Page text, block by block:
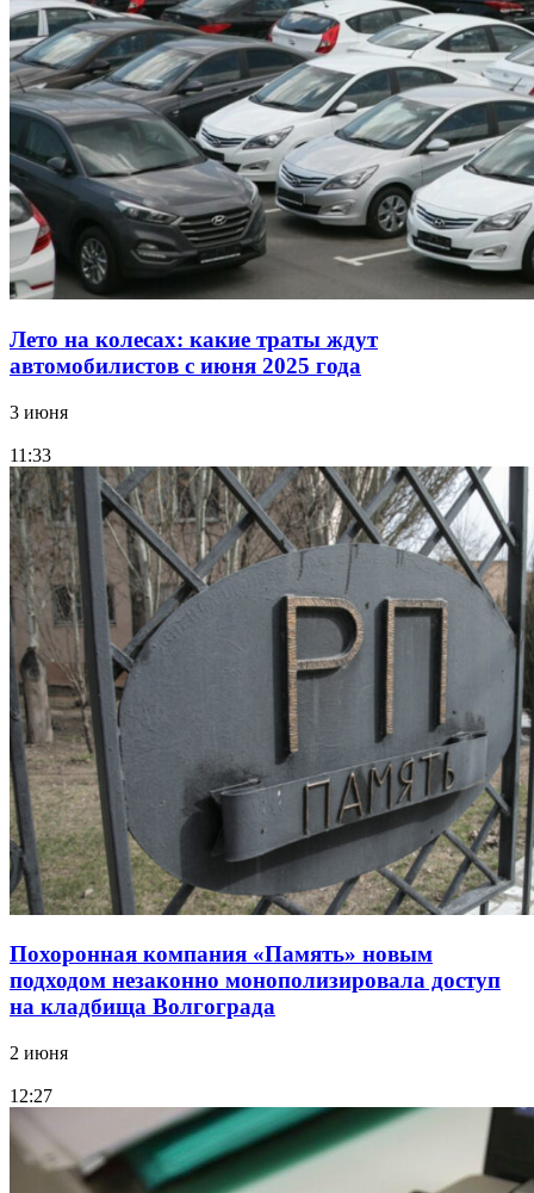
Лето на колесах: какие траты ждут
автомобилистов с июня 2025 года
3 июня
11:33
Похоронная компания «Память» новым
подходом незаконно монополизировала доступ
на кладбища Волгограда
2 июня
12:27